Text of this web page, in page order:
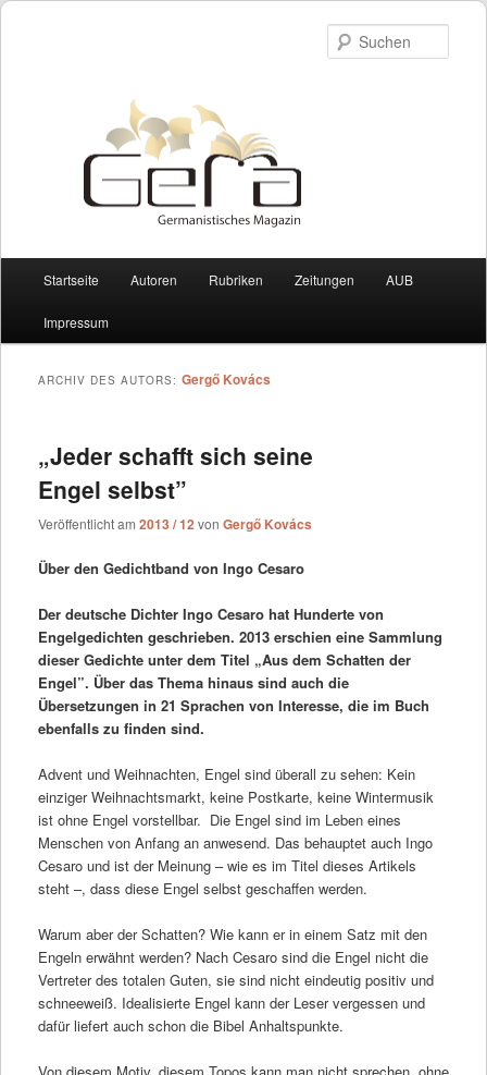
Zum Inhalt wechseln
Zum sekundären Inhalt wechseln
Startseite Autoren Rubriken Zeitungen AUB
Impressum
ARCHIV DES AUTORS: Gergő Kovács
„Jeder schafft sich seine
Engel selbst”
Veröffentlicht am 2013 / 12von Gergő Kovács
Über den Gedichtband von Ingo Cesaro
Der deutsche Dichter Ingo Cesaro hat Hunderte von
Engelgedichten geschrieben. 2013 erschien eine Sammlung
dieser Gedichte unter dem Titel „Aus dem Schatten der
Engel”. Über das Thema hinaus sind auch die
Übersetzungen in 21 Sprachen von Interesse, die im Buch
ebenfalls zu finden sind.
Advent und Weihnachten, Engel sind überall zu sehen: Kein
einziger Weihnachtsmarkt, keine Postkarte, keine Wintermusik
ist ohne Engel vorstellbar. Die Engel sind im Leben eines
Menschen von Anfang an anwesend. Das behauptet auch Ingo
Cesaro und ist der Meinung – wie es im Titel dieses Artikels
steht –, dass diese Engel selbst geschaffen werden.
Warum aber der Schatten? Wie kann er in einem Satz mit den
Engeln erwähnt werden? Nach Cesaro sind die Engel nicht die
Vertreter des totalen Guten, sie sind nicht eindeutig positiv und
schneeweiß. Idealisierte Engel kann der Leser vergessen und
dafür liefert auch schon die Bibel Anhaltspunkte.